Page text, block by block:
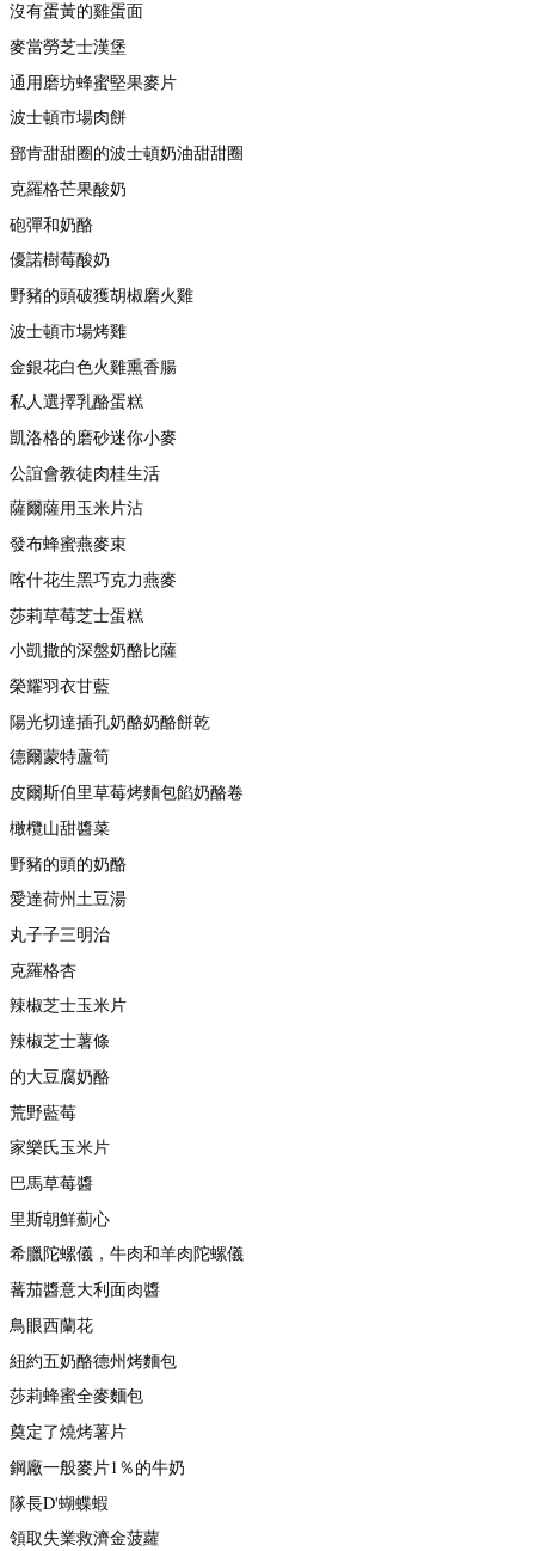
沒有蛋黃的雞蛋面
麥當勞芝士漢堡
通用磨坊蜂蜜堅果麥片
波士頓市場肉餅
鄧肯甜甜圈的波士頓奶油甜甜圈
克羅格芒果酸奶
砲彈和奶酪
優諾樹莓酸奶
野豬的頭破獲胡椒磨火雞
波士頓市場烤雞
金銀花白色火雞熏香腸
私人選擇乳酪蛋糕
凱洛格的磨砂迷你小麥
公誼會教徒肉桂生活
薩爾薩用玉米片沾
發布蜂蜜燕麥束
喀什花生黑巧克力燕麥
莎莉草莓芝士蛋糕
小凱撒的深盤奶酪比薩
榮耀羽衣甘藍
陽光切達插孔奶酪奶酪餅乾
德爾蒙特蘆筍
皮爾斯伯里草莓烤麵包餡奶酪卷
橄欖山甜醬菜
野豬的頭的奶酪
愛達荷州土豆湯
丸子子三明治
克羅格杏
辣椒芝士玉米片
辣椒芝士薯條
的大豆腐奶酪
荒野藍莓
家樂氏玉米片
巴馬草莓醬
里斯朝鮮薊心
希臘陀螺儀，牛肉和羊肉陀螺儀
蕃茄醬意大利面肉醬
鳥眼西蘭花
紐約五奶酪德州烤麵包
莎莉蜂蜜全麥麵包
奠定了燒烤薯片
鋼廠一般麥片1％的牛奶
隊長D'蝴蝶蝦
領取失業救濟金菠蘿